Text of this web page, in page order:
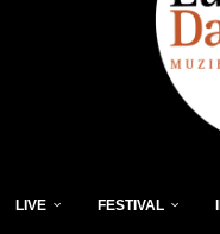
LIVE FESTIVAL